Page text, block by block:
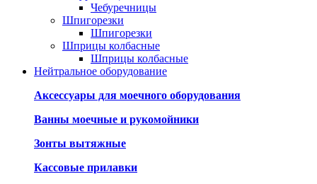
Чебуречницы
Шпигорезки
Шпигорезки
Шприцы колбасные
Шприцы колбасные
Нейтральное оборудование
Аксессуары для моечного оборудования
Ванны моечные и рукомойники
Зонты вытяжные
Кассовые прилавки